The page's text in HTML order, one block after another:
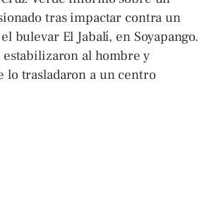
tras impactar contra un
bulevar El Jabalí, en Soyapango.
estabilizaron al hombre y
lo trasladaron a un centro